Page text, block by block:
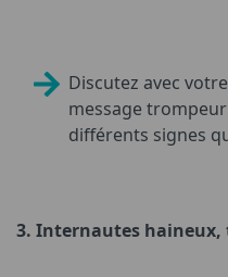
Discutez avec
message
différents signes
3. Internautes haineux,